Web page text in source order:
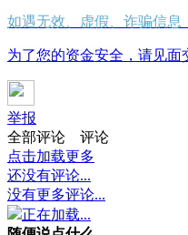
如遇无效、虚假、诈骗信息
为了您的资金安全，请见面
举报
全部评论
评论
点击加载更多
还没有评论...
没有更多评论...
正在加载...